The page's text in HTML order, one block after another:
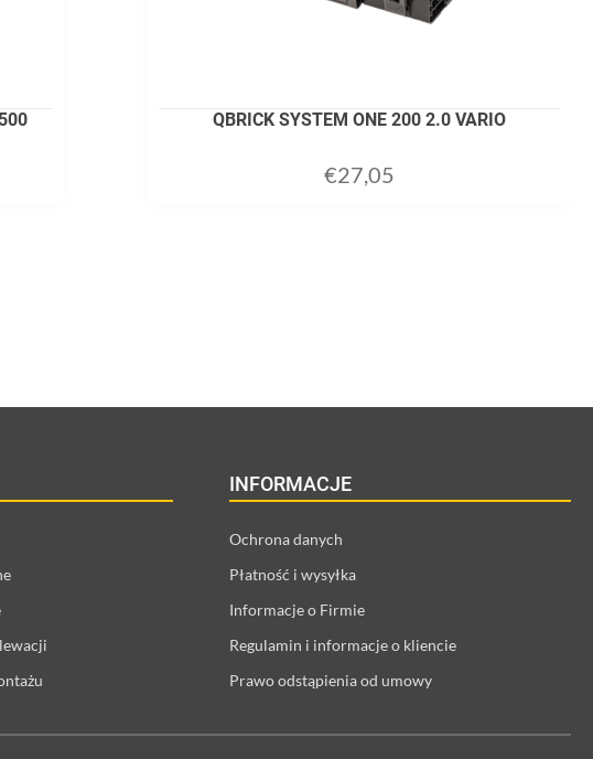
QBRICK SYSTEM ONE 200 2.0 VARIO
€27,05
INFORMACJE
Ochrona danych
Płatność i wysyłka
Informacje o Firmie
Regulamin i informacje o kliencie
Prawo odstąpienia od umowy